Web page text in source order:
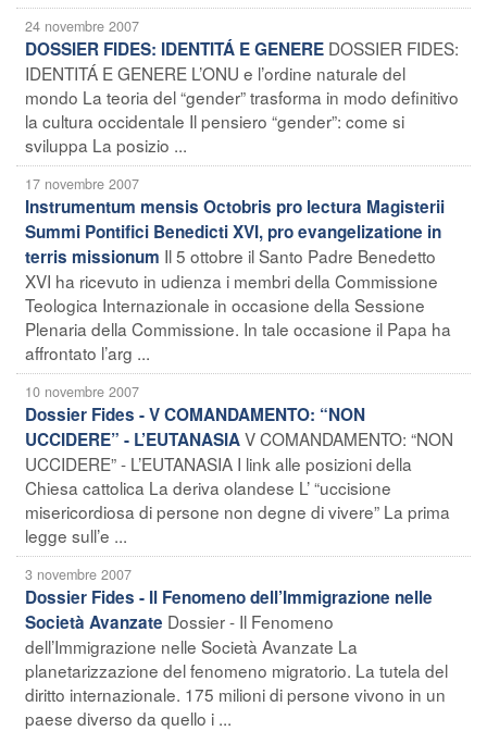
24 novembre 2007
DOSSIER FIDES: IDENTITÁ E GENERE DOSSIER FIDES:
IDENTITÁ E GENERE L’ONU e l’ordine naturale del
mondo La teoria del “gender” trasforma in modo definitivo
la cultura occidentale Il pensiero “gender”: come si
sviluppa La posizio ...
17 novembre 2007
Instrumentum mensis Octobris pro lectura Magisterii
Summi Pontifici Benedicti XVI, pro evangelizatione in
terris missionum Il 5 ottobre il Santo Padre Benedetto
XVI ha ricevuto in udienza i membri della Commissione
Teologica Internazionale in occasione della Sessione
Plenaria della Commissione. In tale occasione il Papa ha
affrontato l’arg ...
10 novembre 2007
Dossier Fides - V COMANDAMENTO: “NON
UCCIDERE” - L’EUTANASIAV COMANDAMENTO: “NON
UCCIDERE” - L’EUTANASIA I link alle posizioni della
Chiesa cattolica La deriva olandese L’ “uccisione
misericordiosa di persone non degne di vivere” La prima
legge sull’e ...
3 novembre 2007
Dossier Fides - Il Fenomeno dell’Immigrazione nelle
Società Avanzate Dossier - Il Fenomeno
dell’Immigrazione nelle Società Avanzate La
planetarizzazione del fenomeno migratorio. La tutela del
diritto internazionale. 175 milioni di persone vivono in un
paese diverso da quello i ...